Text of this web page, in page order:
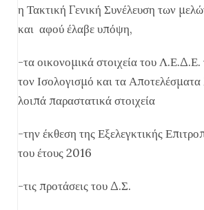
η Τακτική Γενική Συνέλευση των
και αφού έλαβε υπόψη,
-τα οικονομικά στοιχεία του
τον Ισολογισμό και τα
λοιπά παραστατικά στοιχεία
-την έκθεση της Εξελεγκτικής
του έτους 2016
-τις προτάσεις του Δ.Σ.